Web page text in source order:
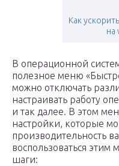
Как
на
В операционной
полезное меню
можно отключать
настраивать работу
и так далее. В этом
настройки, которые
производительность
воспользоваться
шаги: